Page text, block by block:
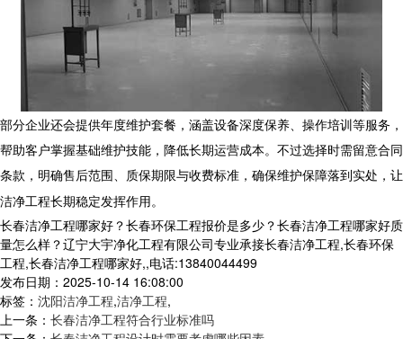
部分企业还会提供年度维护套餐，涵盖设备深度保养、操作培训等服务，
帮助客户掌握基础维护技能，降低长期运营成本。不过选择时需留意合同
条款，明确售后范围、质保期限与收费标准，确保维护保障落到实处，让
洁净工程长期稳定发挥作用。
长春洁净工程哪家好？长春环保工程报价是多少？长春洁净工程哪家好质
量怎么样？辽宁大宇净化工程有限公司专业承接长春洁净工程,长春环保
工程,长春洁净工程哪家好,,电话:13840044499
发布日期：2025-10-14 16:08:00
标签： 沈阳洁净工程,洁净工程,
上一条： 长春洁净工程符合行业标准吗